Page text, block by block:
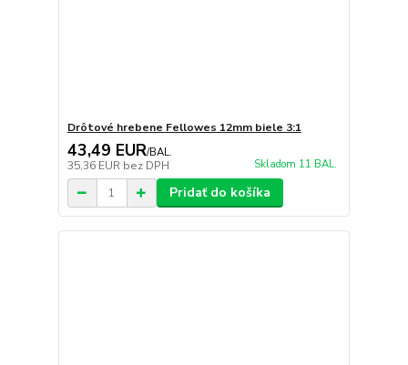
Drôtové hrebene Fellowes 12mm biele 3:1
43,49 EUR/BAL.
35,36 EUR bez DPH Skladom 11 BAL.
Pridať do košíka